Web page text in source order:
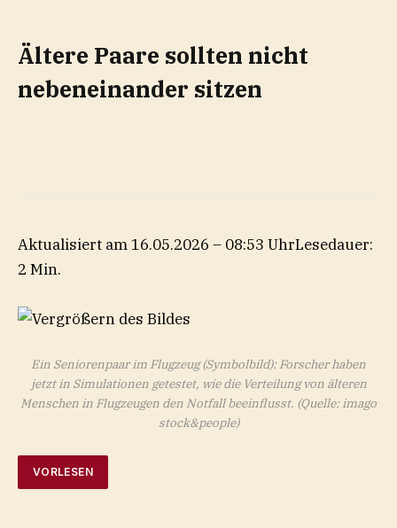
Ältere Paare sollten nicht
nebeneinander sitzen
Aktualisiert am 16.05.2026 – 08:53 UhrLesedauer:
2 Min.
Ein Seniorenpaar im Flugzeug (Symbolbild): Forscher haben
jetzt in Simulationen getestet, wie die Verteilung von älteren
Menschen in Flugzeugen den Notfall beeinflusst. (Quelle: imago
stock&people)
VORLESEN